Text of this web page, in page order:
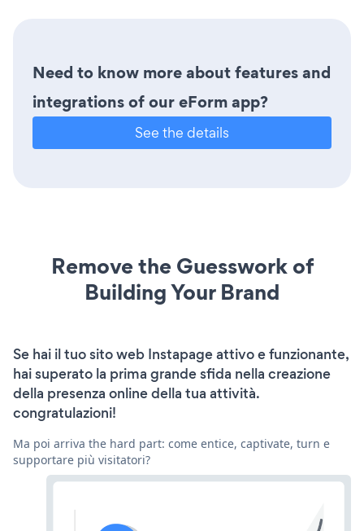
Need to know more about features and
integrations of our eForm app?
See the details
Remove the Guesswork of
Building Your Brand
Se hai il tuo sito web Instapage attivo e funzionante,
hai superato la prima grande sfida nella creazione
della presenza online della tua attività.
congratulazioni!
Ma poi arriva the hard part: come entice, captivate, turn e
supportare più visitatori?